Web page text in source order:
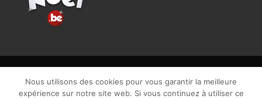
CGU| Vie privée| TVA : BE0840965749 | Site web réalisé par
Nous utilisons des cookies pour vous garantir la meilleure
expérience sur notre site web. Si vous continuez à utiliser ce